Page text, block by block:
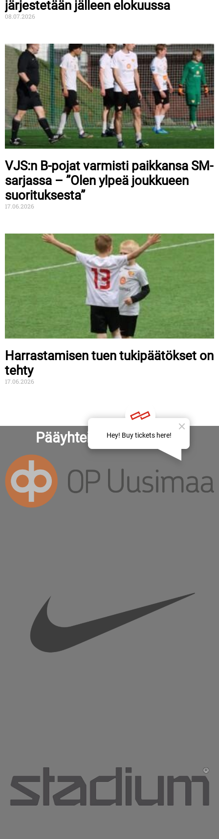
järjestetään jälleen elokuussa
08.07.2026
VJS:n B-pojat varmisti paikkansa SM-
sarjassa – ”Olen ylpeä joukkueen
suorituksesta”
17.06.2026
Harrastamisen tuen tukipäätökset on
tehty
17.06.2026
Pääyhteistyökumppanit